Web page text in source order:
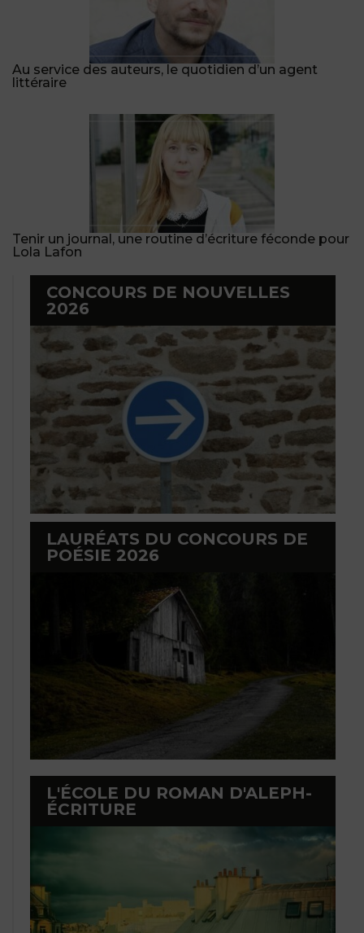
Au service des auteurs, le quotidien d’un agent
littéraire
Tenir un journal, une routine d’écriture féconde pour
Lola Lafon
CONCOURS DE NOUVELLES
2026
LAURÉATS DU CONCOURS DE
POÉSIE 2026
L'ÉCOLE DU ROMAN D'ALEPH-
ÉCRITURE